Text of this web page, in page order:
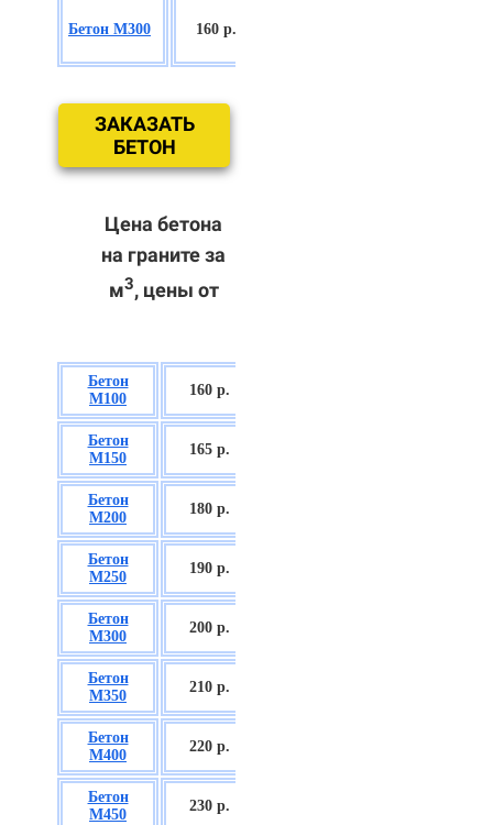
Бетон М300 160 р.
ЗАКАЗАТЬ
БЕТОН
Цена бетона
на граните за
м3, цены от
Бетон
М100
160 р.
Бетон
М150
165 р.
Бетон
М200
180 р.
Бетон
М250
190 р.
Бетон
М300
200 р.
Бетон
М350
210 р.
Бетон
М400
220 р.
Бетон
М450
230 р.